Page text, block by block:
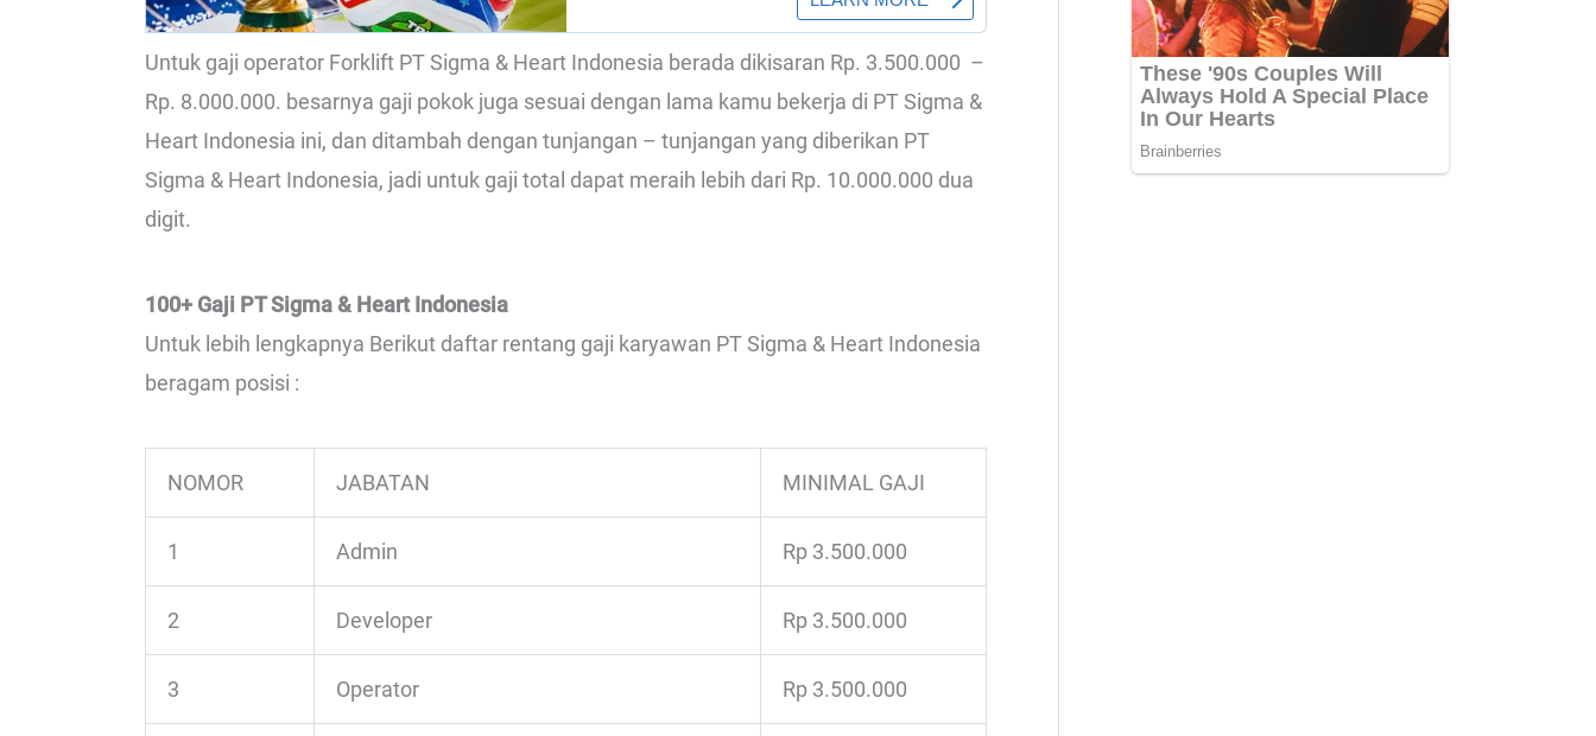
Untuk gaji operator Forklift PT Sigma & Heart Indonesia berada dikisaran Rp. 3.500.000 –
Rp. 8.000.000. besarnya gaji pokok juga sesuai dengan lama kamu bekerja di PT Sigma &
Heart Indonesia ini, dan ditambah dengan tunjangan – tunjangan yang diberikan PT
Sigma & Heart Indonesia, jadi untuk gaji total dapat meraih lebih dari Rp. 10.000.000 dua
digit.
100+ Gaji PT Sigma & Heart Indonesia
Untuk lebih lengkapnya Berikut daftar rentang gaji karyawan PT Sigma & Heart Indonesia
beragam posisi :
NOMOR JABATAN MINIMAL GAJI
1 Admin Rp 3.500.000
2 Developer Rp 3.500.000
3 Operator Rp 3.500.000